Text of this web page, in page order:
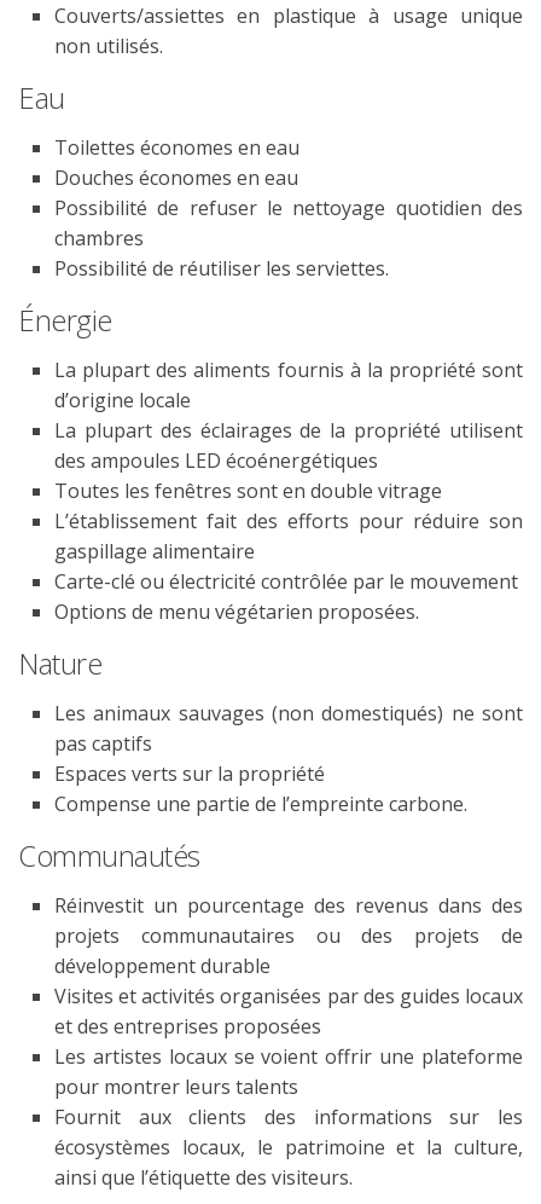
Couverts/assiettes en plastique à usage unique
non utilisés.
Eau
Toilettes économes en eau
Douches économes en eau
Possibilité de refuser le nettoyage quotidien des
chambres
Possibilité de réutiliser les serviettes.
Énergie
La plupart des aliments fournis à la propriété sont
d’origine locale
La plupart des éclairages de la propriété utilisent
des ampoules LED écoénergétiques
Toutes les fenêtres sont en double vitrage
L’établissement fait des efforts pour réduire son
gaspillage alimentaire
Carte-clé ou électricité contrôlée par le mouvement
Options de menu végétarien proposées.
Nature
Les animaux sauvages (non domestiqués) ne sont
pas captifs
Espaces verts sur la propriété
Compense une partie de l’empreinte carbone.
Communautés
Réinvestit un pourcentage des revenus dans des
projets communautaires ou des projets de
développement durable
Visites et activités organisées par des guides locaux
et des entreprises proposées
Les artistes locaux se voient offrir une plateforme
pour montrer leurs talents
Fournit aux clients des informations sur les
écosystèmes locaux, le patrimoine et la culture,
ainsi que l’étiquette des visiteurs.